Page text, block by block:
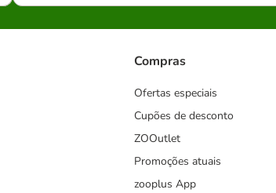
Compras
Ofertas especiais
Cupões de desconto
ZOOutlet
Promoções atuais
zooplus App